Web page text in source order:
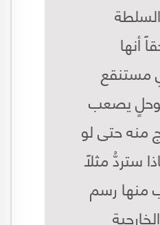
أنها
يصعب
منه حتى لو
ستردُّ مثلاً
منها رسم